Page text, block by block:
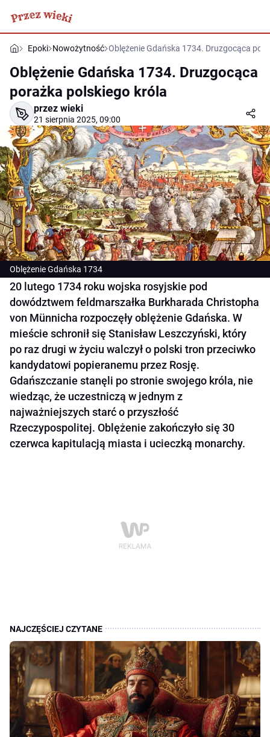
Epoki Nowożytność Oblężenie Gdańska 1734. Druzgocąca
Oblężenie Gdańska 1734. Druzgocąca
porażka polskiego króla
przez wieki
21 sierpnia 2025, 09:00
Oblężenie Gdańska 1734
20 lutego 1734 roku wojska rosyjskie pod
dowództwem feldmarszałka Burkharada Christopha
von Münnicha rozpoczęły oblężenie Gdańska. W
mieście schronił się Stanisław Leszczyński, który
po raz drugi w życiu walczył o polski tron przeciwko
kandydatowi popieranemu przez Rosję.
Gdańszczanie stanęli po stronie swojego króla, nie
wiedząc, że uczestniczą w jednym z
najważniejszych starć o przyszłość
Rzeczypospolitej. Oblężenie zakończyło się 30
czerwca kapitulacją miasta i ucieczką monarchy.